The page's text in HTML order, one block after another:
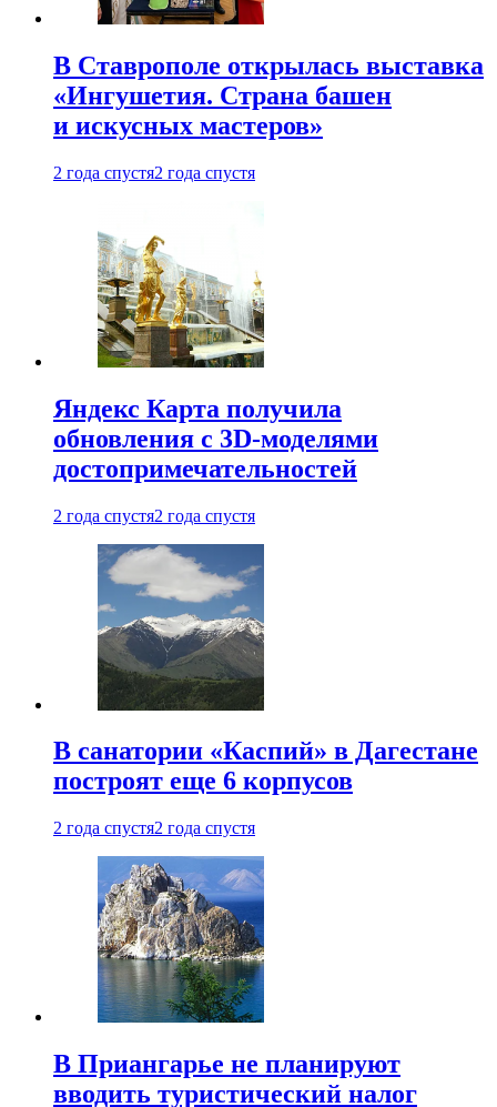
В Ставрополе открылась выставка
«Ингушетия. Страна башен
и искусных мастеров»
2 года спустя2 года спустя
Яндекс Карта получила
обновления с 3D-моделями
достопримечательностей
2 года спустя2 года спустя
В санатории «Каспий» в Дагестане
построят еще 6 корпусов
2 года спустя2 года спустя
В Приангарье не планируют
вводить туристический налог